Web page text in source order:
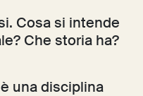
Cosa si intende
Che storia ha?
una disciplina